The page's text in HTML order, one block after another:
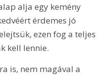
alja egy kemény
érdemes jó
ezen fog a teljes
kell lennie.
is, nem magával a